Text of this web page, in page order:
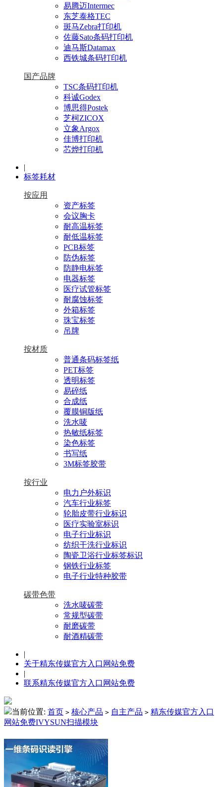
易腾迈Intermec
东芝泰格TEC
斑马Zebra打印机
佐藤Sato条码打印机
迪马斯Datamax
西铁城条码打印机
国产品牌
TSC条码打印机
科诚Godex
博思得Postek
芝柯ZICOX
立象Argox
佳博打印机
芯烨打印机
|
标签耗材
按应用
资产标签
会议胸卡
耐高温标签
耐低温标签
PCB标签
防伪标签
防静电标签
电器标签
医疗试管标签
耐腐蚀标签
外箱标签
珠宝标签
吊牌
按材质
普通条码标签纸
PET标签
透明标签
易碎纸
合成纸
覆膜铜版纸
洗水唛
热敏纸标签
染色标签
书写纸
3M标签胶带
按行业
电力户外标识
汽车行业标签
轮胎皮带行业标识
医疗实验室标识
电子行业标识
纺织干洗行业标识
陶瓷卫浴行业标签标识
钢铁行业标签
电子行业特种胶带
碳带色带
洗水唛碳带
常规型碳带
耐磨碳带
耐酒精碳带
|
关于精东传媒官方入口网站免费
|
联系精东传媒官方入口网站免费
当前位置: 首页 > 核心产品 > 自主产品 > 精东传媒官方入口
网站免费IVYSUN扫描模块